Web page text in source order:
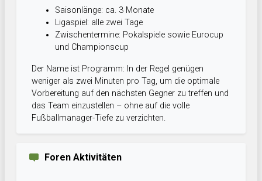
Saisonlänge: ca. 3 Monate
Ligaspiel: alle zwei Tage
Zwischentermine: Pokalspiele sowie Eurocup
und Championscup
Der Name ist Programm: In der Regel genügen
weniger als zwei Minuten pro Tag, um die optimale
Vorbereitung auf den nächsten Gegner zu treffen und
das Team einzustellen – ohne auf die volle
Fußballmanager-Tiefe zu verzichten.
Foren Aktivitäten